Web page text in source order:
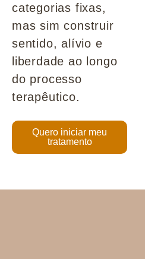
categorias fixas,
mas sim construir
sentido, alívio e
liberdade ao longo
do processo
terapêutico.
Quero iniciar meu
tratamento